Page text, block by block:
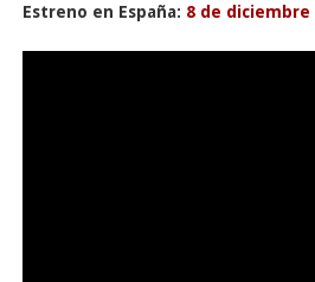
Estreno en España: 8 de diciembre